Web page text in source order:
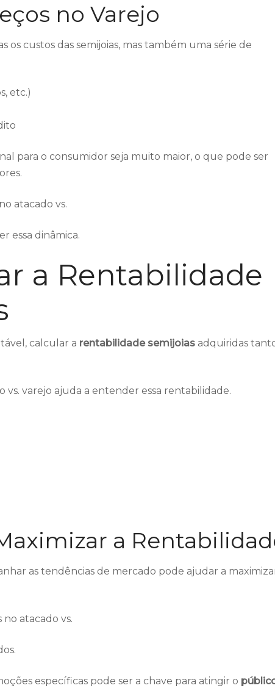
no Varejo
os custos das semijoias, mas também uma série de
etc.)
para o consumidor seja muito maior, o que pode ser
atacado vs.
essa dinâmica.
a Rentabilidade
calcular a rentabilidade semijoias adquiridas
vs. varejo ajuda a entender essa rentabilidade.
a
as tendências de mercado pode ajudar a
no atacado vs.
específicas pode ser a chave para atingir o